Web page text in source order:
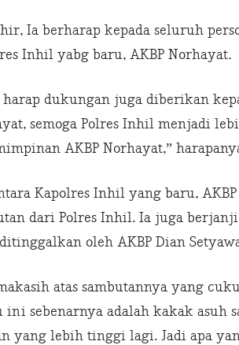
Ia berharap kepada seluruh
Inhil yabg baru, AKBP Norhayat.
harap dukungan juga diberikan
semoga Polres Inhil menjadi
AKBP Norhayat,”
Kapolres Inhil yang baru,
dari Polres Inhil. Ia juga
oleh AKBP Dian
atas sambutannya yang
ini sebenarnya adalah kakak asuh
yang lebih tinggi lagi. Jadi apa